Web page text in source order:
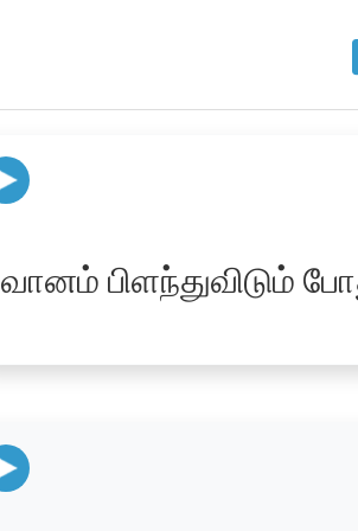
வானம் பிளந்துவிடும்